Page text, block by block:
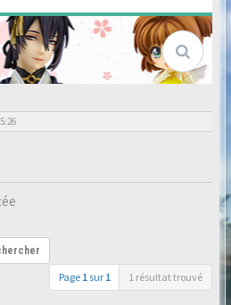
Page 1 sur 1 1 résultat trouvé